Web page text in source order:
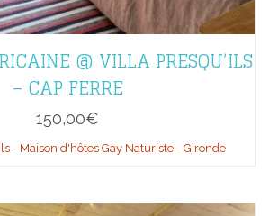
@ VILLA PRESQU’ILS
– CAP FERRE
150,00€
- Maison d'hôtes Gay Naturiste - Gironde